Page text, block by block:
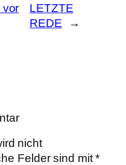
vor
LETZTE
REDE
→
nicht
Felder sind mit*